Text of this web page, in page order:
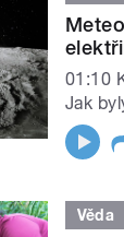
01:10
Jak
Věda